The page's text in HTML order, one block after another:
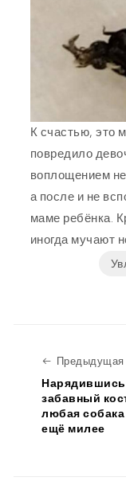
К счастью, это
повредило
воплощением
а после и не
маме ребёнка.
иногда мучают
Предыдущая
забавный
любая собака
ещё милее